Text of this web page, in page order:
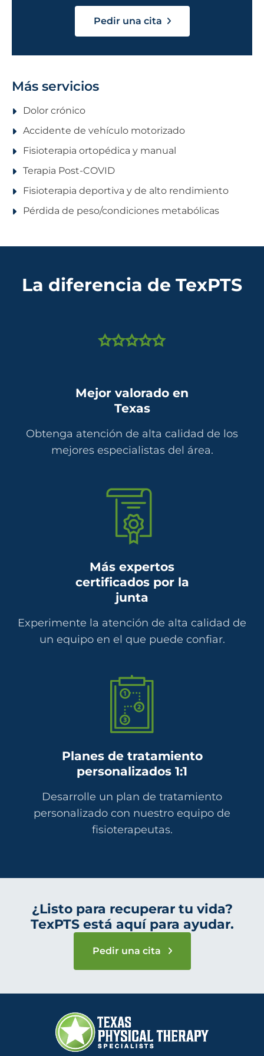
Pedir una cita
Más servicios
Dolor crónico
Accidente de vehículo motorizado
Fisioterapia ortopédica y manual
Terapia Post-COVID
Fisioterapia deportiva y de alto rendimiento
Pérdida de peso/condiciones metabólicas
La diferencia de TexPTS
Mejor valorado en
Texas
Obtenga atención de alta calidad de los
mejores especialistas del área.
Más expertos
certificados por la
junta
Experimente la atención de alta calidad de
un equipo en el que puede confiar.
Planes de tratamiento
personalizados 1:1
Desarrolle un plan de tratamiento
personalizado con nuestro equipo de
fisioterapeutas.
¿Listo para recuperar tu vida?
TexPTS está aquí para ayudar.
Pedir una cita